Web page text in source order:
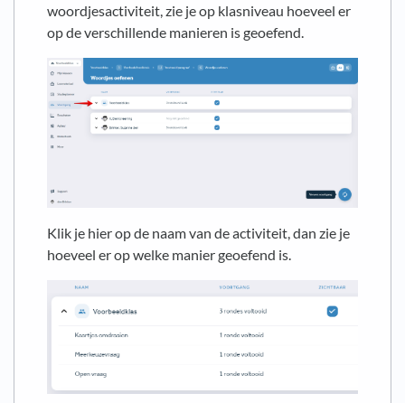
woordjesactiviteit, zie je op klasniveau hoeveel er
op de verschillende manieren is geoefend.
Klik je hier op de naam van de activiteit, dan zie je
hoeveel er op welke manier geoefend is.